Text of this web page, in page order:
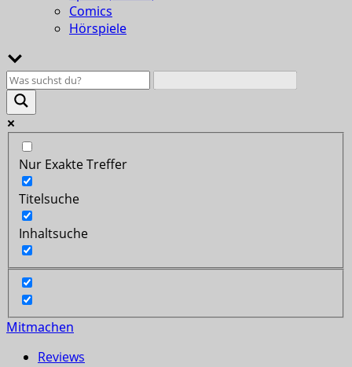
Comics
Hörspiele
Nur Exakte Treffer
Titelsuche
Inhaltsuche
Mitmachen
Reviews